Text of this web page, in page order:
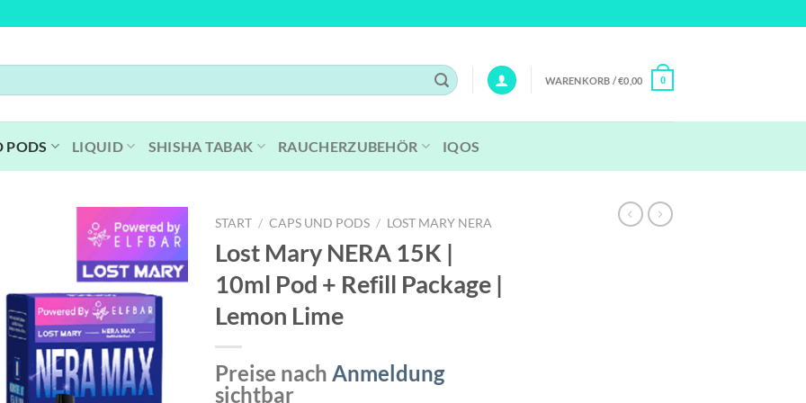
WARENKORB /€0,00 0
PODS LIQUID SHISHA TABAK RAUCHERZUBEHÖR IQOS
START / CAPS UND PODS / LOST MARY NERA
Lost Mary NERA 15K |
10ml Pod + Refill Package |
Lemon Lime
Preise nach Anmeldung
sichtbar